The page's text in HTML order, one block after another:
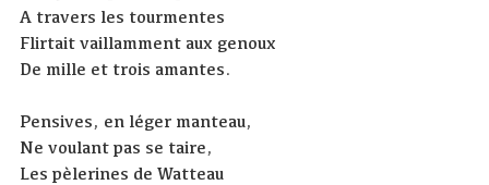
A travers les tourmentes
Flirtait vaillamment aux genoux
De mille et trois amantes.
Pensives, en léger manteau,
Ne voulant pas se taire,
Les pèlerines de Watteau